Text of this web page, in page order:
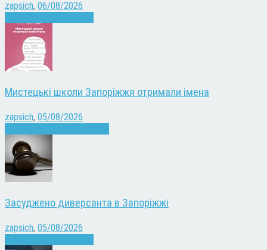
zapsich, 06/08/2026
Мистецькі школи Запоріжжя отримали імена
zapsich, 05/08/2026
Засуджено диверсанта в Запоріжжі
zapsich, 05/08/2026